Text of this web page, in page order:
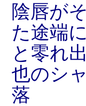
陰唇が
た途端
と零れ
也のシ
落